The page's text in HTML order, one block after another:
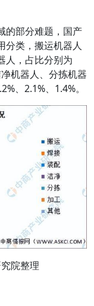
的部分难题，国产
分类，搬运机器人
人，占比分别为
机器人、分拣机器
、2.1%、1.4%。
院整理